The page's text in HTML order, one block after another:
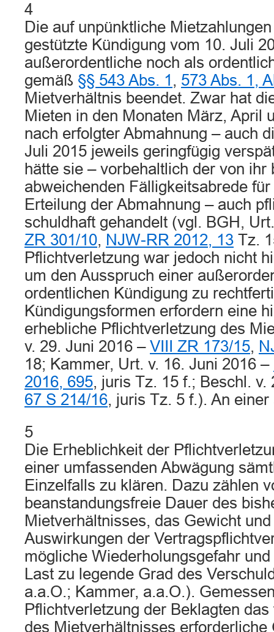
4
Die auf unpünktliche
gestützte Kündigung vom 10. Juli
außerordentliche noch als
gemäß §§ 543 Abs. 1 , 573 Abs. 1,
Mietverhältnis beendet. Zwar hat
Mieten in den Monaten März, April
nach erfolgter Abmahnung – auch
Juli 2015 jeweils geringfügig
hätte sie – vorbehaltlich der von ihr
abweichenden Fälligkeitsabrede
Erteilung der Abmahnung – auch
schuldhaft gehandelt (vgl. BGH,
ZR 301/10, NJW-RR 2012, 13 Tz.
Pflichtverletzung war jedoch nicht
um den Ausspruch einer
ordentlichen Kündigung zu
Kündigungsformen erfordern eine
erhebliche Pflichtverletzung des
v. 29. Juni 2016 – VIII ZR 173/15,
18; Kammer, Urt. v. 16. Juni 2016 –
2016, 695, juris Tz. 15 f.; Beschl. v.
67 S 214/16, juris Tz. 5 f.). An
5
Die Erheblichkeit der
einer umfassenden Abwägung
Einzelfalls zu klären. Dazu zählen
beanstandungsfreie Dauer des
Mietverhältnisses, das Gewicht
Auswirkungen der
mögliche Wiederholungsgefahr
Last zu legende Grad des
a.a.O.; Kammer, a.a.O.).
Pflichtverletzung der Beklagten
des Mietverhältnisses erforderliche